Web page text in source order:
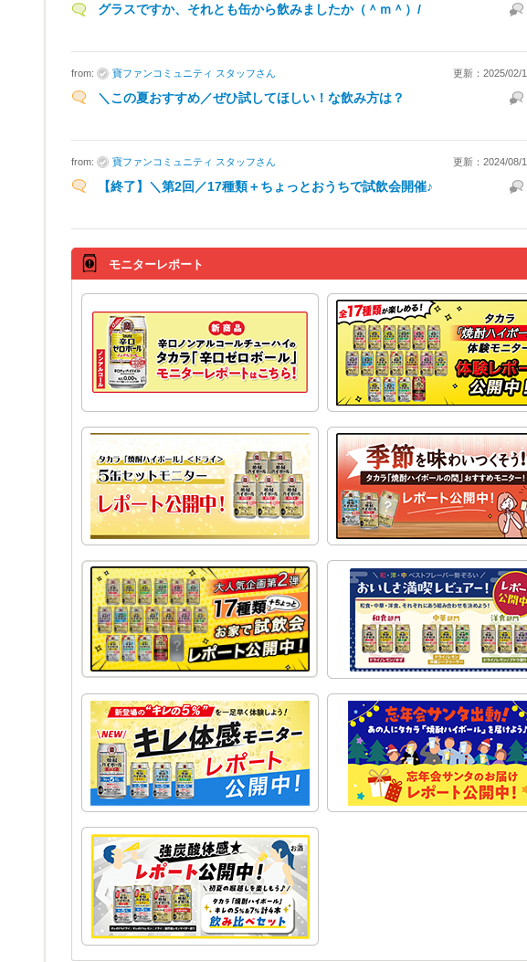
グラスですか、それとも缶から飲みましたか（＾ｍ＾）/
from: 寶ファンコミュニティ スタッフさん 更新：2025/02/
＼この夏おすすめ／ぜひ試してほしい！な飲み方は？
from: 寶ファンコミュニティ スタッフさん 更新：2024/08/
【終了】＼第2回／17種類＋ちょっとおうちで試飲会開催♪
モニターレポート